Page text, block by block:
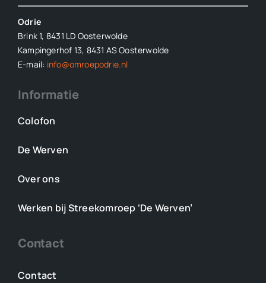
Odrie
Brink 1, 8431 LD Oosterwolde
Kampingerhof 13, 8431 AS Oosterwolde
E-mail: info@omroepodrie.nl
Informatie
Colofon
De Werven
Over ons
Werken bij Streekomroep ‘De Werven’
Contact
Contact